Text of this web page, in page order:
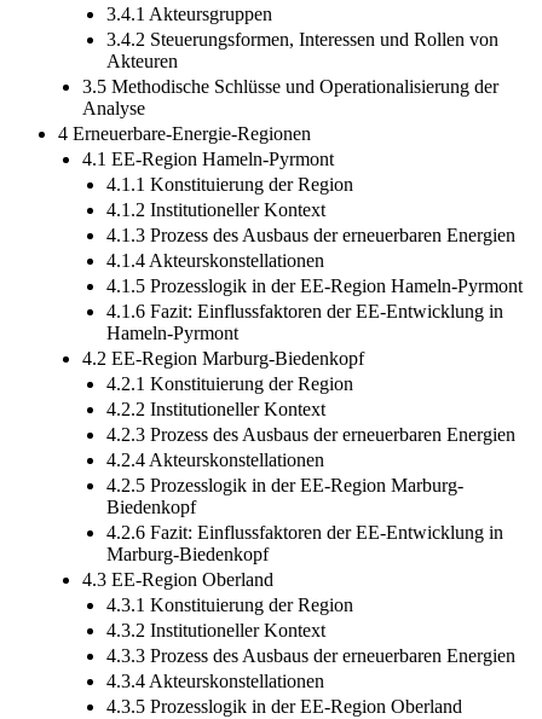
3.4.1 Akteursgruppen
3.4.2 Steuerungsformen, Interessen und Rollen von
Akteuren
3.5 Methodische Schlüsse und Operationalisierung der
Analyse
4 Erneuerbare-Energie-Regionen
4.1 EE-Region Hameln-Pyrmont
4.1.1 Konstituierung der Region
4.1.2 Institutioneller Kontext
4.1.3 Prozess des Ausbaus der erneuerbaren Energien
4.1.4 Akteurskonstellationen
4.1.5 Prozesslogik in der EE-Region Hameln-Pyrmont
4.1.6 Fazit: Einflussfaktoren der EE-Entwicklung in
Hameln-Pyrmont
4.2 EE-Region Marburg-Biedenkopf
4.2.1 Konstituierung der Region
4.2.2 Institutioneller Kontext
4.2.3 Prozess des Ausbaus der erneuerbaren Energien
4.2.4 Akteurskonstellationen
4.2.5 Prozesslogik in der EE-Region Marburg-
Biedenkopf
4.2.6 Fazit: Einflussfaktoren der EE-Entwicklung in
Marburg-Biedenkopf
4.3 EE-Region Oberland
4.3.1 Konstituierung der Region
4.3.2 Institutioneller Kontext
4.3.3 Prozess des Ausbaus der erneuerbaren Energien
4.3.4 Akteurskonstellationen
4.3.5 Prozesslogik in der EE-Region Oberland